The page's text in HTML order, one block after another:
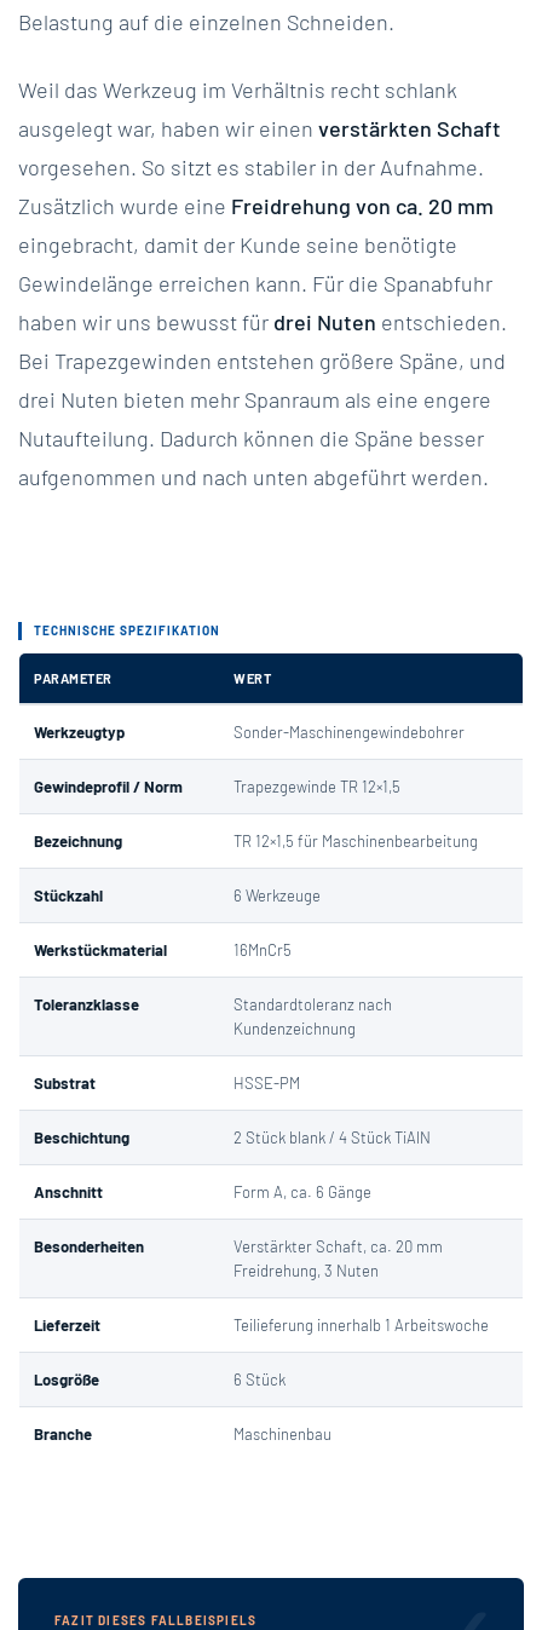
Belastung auf die einzelnen Schneiden.
Weil das Werkzeug im Verhältnis recht schlank
ausgelegt war, haben wir einen verstärkten Schaft
vorgesehen. So sitzt es stabiler in der Aufnahme.
Zusätzlich wurde eine Freidrehung von ca. 20 mm
eingebracht, damit der Kunde seine benötigte
Gewindelänge erreichen kann. Für die Spanabfuhr
haben wir uns bewusst für drei Nuten entschieden.
Bei Trapezgewinden entstehen größere Späne, und
drei Nuten bieten mehr Spanraum als eine engere
Nutaufteilung. Dadurch können die Späne besser
aufgenommen und nach unten abgeführt werden.
TECHNISCHE SPEZIFIKATION
PARAMETER WERT
Werkzeugtyp Sonder-Maschinengewindebohrer
Gewindeprofil / Norm Trapezgewinde TR 12×1,5
Bezeichnung TR 12×1,5 für Maschinenbearbeitung
Stückzahl 6 Werkzeuge
Werkstückmaterial 16MnCr5
Toleranzklasse
Standardtoleranz nach
Kundenzeichnung
Substrat HSSE-PM
Beschichtung 2 Stück blank / 4 Stück TiAlN
Anschnitt Form A, ca. 6 Gänge
Besonderheiten
Verstärkter Schaft, ca. 20 mm
Freidrehung, 3 Nuten
Lieferzeit Teilieferung innerhalb 1 Arbeitswoche
Losgröße 6 Stück
Branche Maschinenbau
FAZIT DIESES FALLBEISPIELS